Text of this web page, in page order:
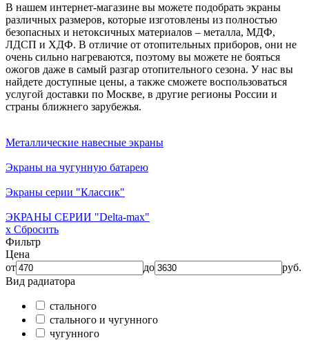
В нашем интернет-магазине вы можете подобрать экраны
различных размеров, которые изготовлены из полностью
безопасных и нетоксичных материалов – металла, МДФ,
ЛДСП и ХДФ. В отличие от отопительных приборов, они не
очень сильно нагреваются, поэтому вы можете не бояться
ожогов даже в самый разгар отопительного сезона. У нас вы
найдете доступные цены, а также сможете воспользоваться
услугой доставки по Москве, в другие регионы России и
страны ближнего зарубежья.
Металлические навесные экраны
Экраны на чугунную батарею
Экраны серии "Классик"
ЭКРАНЫ СЕРИИ "Delta-max"
x Сбросить
Фильтр
Цена
от
до
руб.
Вид радиатора
стального
стального и чугунного
чугунного